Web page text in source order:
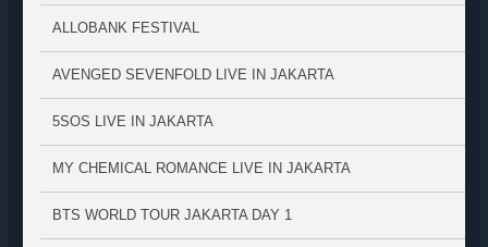
ALLOBANK FESTIVAL
AVENGED SEVENFOLD LIVE IN JAKARTA
5SOS LIVE IN JAKARTA
MY CHEMICAL ROMANCE LIVE IN JAKARTA
BTS WORLD TOUR JAKARTA DAY 1